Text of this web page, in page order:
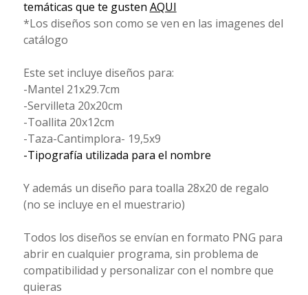
temáticas que te gusten AQUI
*Los diseños son como se ven en las imagenes del
catálogo
Este set incluye diseños para:
-Mantel 21x29.7cm
-Servilleta 20x20cm
-Toallita 20x12cm
-Taza-Cantimplora- 19,5x9
-Tipografía utilizada para el nombre
Y además un diseño para toalla 28x20 de regalo
(no se incluye en el muestrario)
Todos los diseños se envían en formato PNG para
abrir en cualquier programa, sin problema de
compatibilidad y personalizar con el nombre que
quieras